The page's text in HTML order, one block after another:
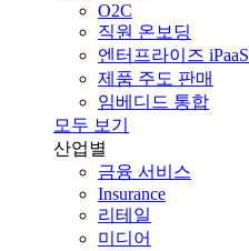
O2C
직원 온보딩
엔터프라이즈 iPaaS
제품 주도 판매
임베디드 통합
모두 보기
산업별
금융 서비스
Insurance
리테일
미디어